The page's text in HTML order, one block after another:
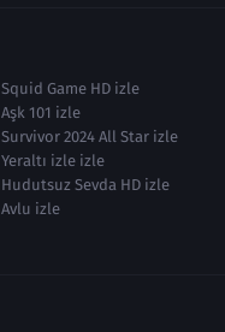
Squid Game HD izle
Aşk 101 izle
Survivor 2024 All Star izle
Yeraltı izle izle
Hudutsuz Sevda HD izle
Avlu izle